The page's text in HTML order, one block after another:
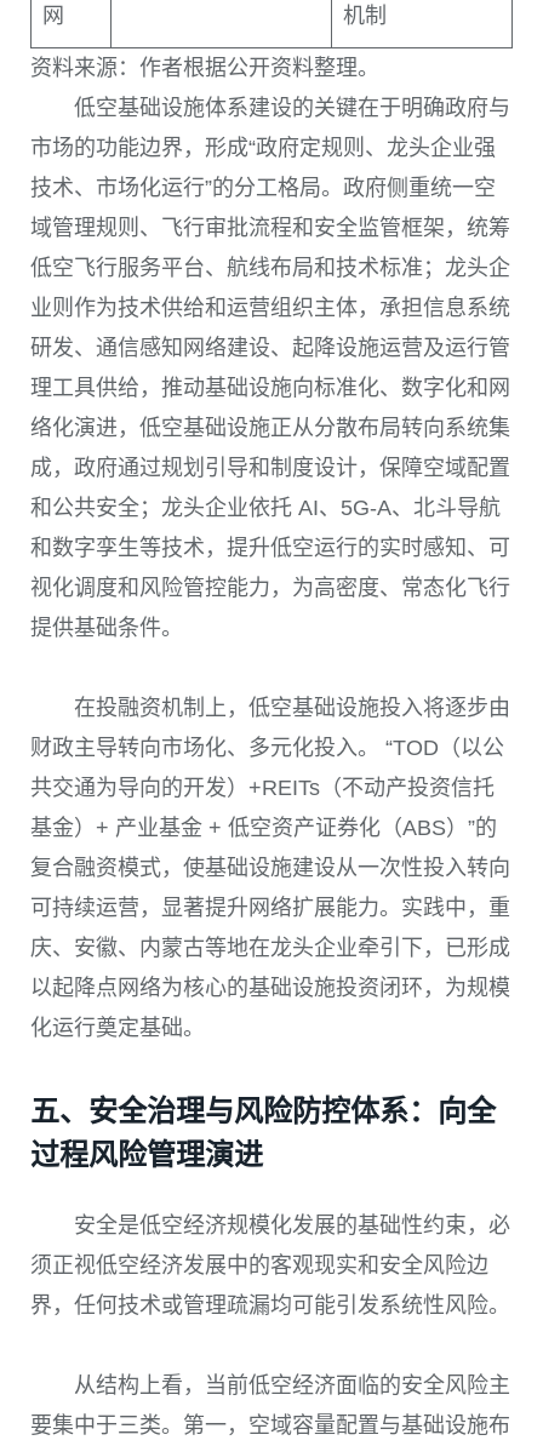
网 机制
资料来源：作者根据公开资料整理。
低空基础设施体系建设的关键在于明确政府与
市场的功能边界，形成“政府定规则、龙头企业强
技术、市场化运行”的分工格局。政府侧重统一空
域管理规则、飞行审批流程和安全监管框架，统筹
低空飞行服务平台、航线布局和技术标准；龙头企
业则作为技术供给和运营组织主体，承担信息系统
研发、通信感知网络建设、起降设施运营及运行管
理工具供给，推动基础设施向标准化、数字化和网
络化演进，低空基础设施正从分散布局转向系统集
成，政府通过规划引导和制度设计，保障空域配置
和公共安全；龙头企业依托 AI、5G-A、北斗导航
和数字孪生等技术，提升低空运行的实时感知、可
视化调度和风险管控能力，为高密度、常态化飞行
提供基础条件。
在投融资机制上，低空基础设施投入将逐步由
财政主导转向市场化、多元化投入。 “TOD（以公
共交通为导向的开发）+REITs（不动产投资信托
基金）+ 产业基金 + 低空资产证券化（ABS）”的
复合融资模式，使基础设施建设从一次性投入转向
可持续运营，显著提升网络扩展能力。实践中，重
庆、安徽、内蒙古等地在龙头企业牵引下，已形成
以起降点网络为核心的基础设施投资闭环，为规模
化运行奠定基础。
五、安全治理与风险防控体系：向全
过程风险管理演进
安全是低空经济规模化发展的基础性约束，必
须正视低空经济发展中的客观现实和安全风险边
界，任何技术或管理疏漏均可能引发系统性风险。
从结构上看，当前低空经济面临的安全风险主
要集中于三类。第一，空域容量配置与基础设施布